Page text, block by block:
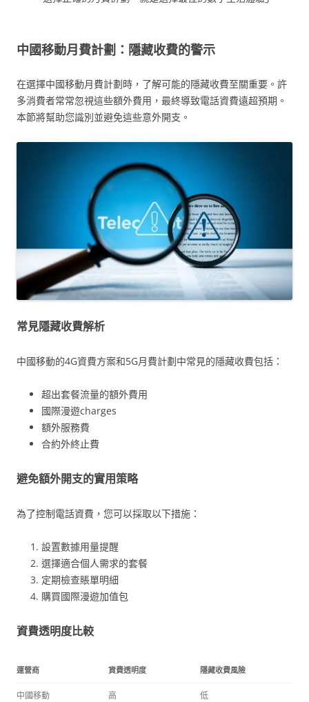
中國移動月費計劃：隱藏收費的警示
在選擇中國移動月費計劃時，了解可能的隱藏收費至關重要。許
多消費者常常忽視這些額外費用，最終導致電話資費遠超預期。
本節將幫助您識別並避免這些意外開支。
常見隱藏收費解析
中國移動的4G資費方案和5G月費計劃中常見的隱藏收費包括：
超出套餐流量的額外費用
國際漫遊charges
額外服務費
合約外終止費
避免額外開支的實用策略
為了控制電話資費，您可以採取以下措施：
設置數據用量提醒
選擇適合個人需求的套餐
定期檢查賬單明細
購買國際漫遊加值包
資費透明度比較
運營商 資費透明度 隱藏收費風險
中國移動 高 低